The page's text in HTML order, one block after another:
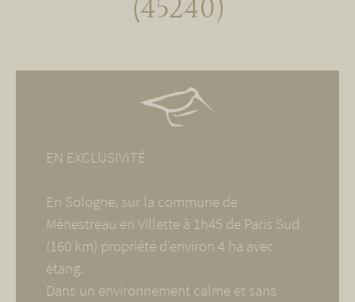
(45240)
EN EXCLUSIVITÉ
En Sologne, sur la commune de
Ménestreau en Villette à 1h45 de Paris Sud
(160 km) propriété d’environ 4 ha avec
étang.
Dans un environnement calme et sans